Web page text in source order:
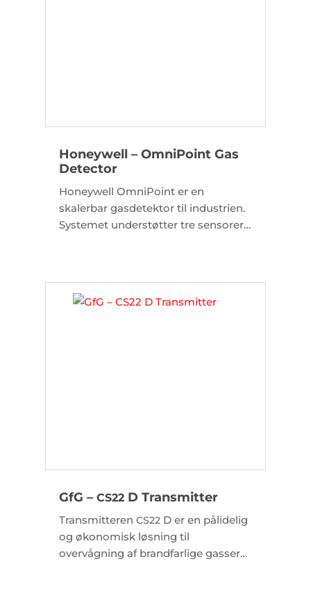
Honeywell – OmniPoint Gas
Detector
Honeywell OmniPoint er en
skalerbar gasdetektor til industrien.
Systemet understøtter tre sensorer
GfG – CS22D Transmitter
Transmitteren CS22D er en pålidelig
og økonomisk løsning til
overvågning af brandfarlige gasser